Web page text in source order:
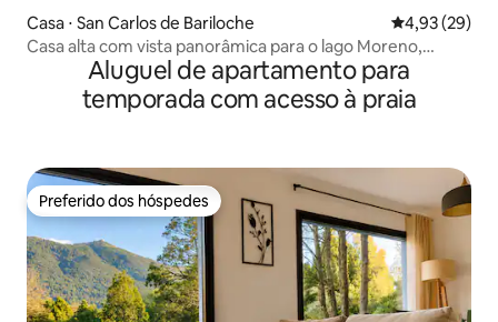
Casa ⋅ San Carlos de Bariloche 4,93 de uma
4,93 (29)
Casa alta com vista panorâmica para o lago Moreno,
modernaAluguel de apartamento para
temporada com acesso à praia
Preferido dos hóspedes
Preferido dos hóspedes